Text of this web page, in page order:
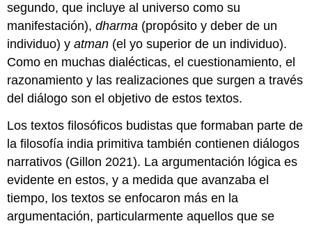
segundo, que incluye al universo como su
manifestación),dharma (propósito y deber de un
individuo) yatman (el yo superior de un individuo).
Como en muchas dialécticas, el cuestionamiento, el
razonamiento y las realizaciones que surgen a través
del diálogo son el objetivo de estos textos.
Los textos filosóficos budistas que formaban parte de
la filosofía india primitiva también contienen diálogos
narrativos (Gillon 2021). La argumentación lógica es
evidente en estos, y a medida que avanzaba el
tiempo, los textos se enfocaron más en la
argumentación, particularmente aquellos que se